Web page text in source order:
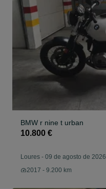
BMW r nine t urban
10.800 €
Loures - 09 de agosto de 2026
2017 - 9.200 km